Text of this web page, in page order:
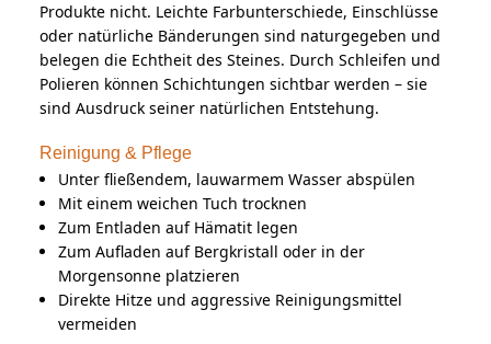
Produkte nicht. Leichte Farbunterschiede, Einschlüsse
oder natürliche Bänderungen sind naturgegeben und
belegen die Echtheit des Steines. Durch Schleifen und
Polieren können Schichtungen sichtbar werden – sie
sind Ausdruck seiner natürlichen Entstehung.
Reinigung & Pflege
Unter fließendem, lauwarmem Wasser abspülen
Mit einem weichen Tuch trocknen
Zum Entladen auf Hämatit legen
Zum Aufladen auf Bergkristall oder in der
Morgensonne platzieren
Direkte Hitze und aggressive Reinigungsmittel
vermeiden